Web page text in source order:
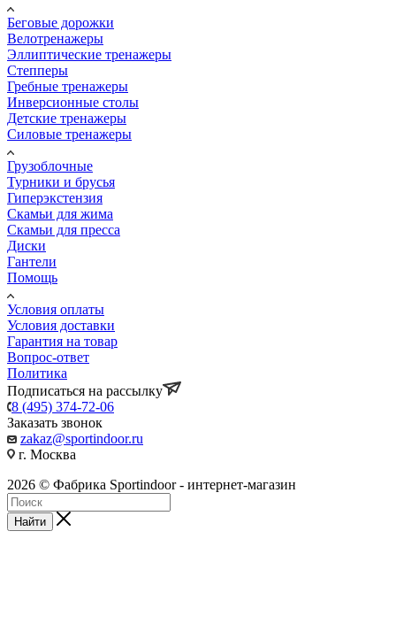
Беговые дорожки
Велотренажеры
Эллиптические тренажеры
Степперы
Гребные тренажеры
Инверсионные столы
Детские тренажеры
Силовые тренажеры
Грузоблочные
Турники и брусья
Гиперэкстензия
Скамьи для жима
Скамьи для пресса
Диски
Гантели
Помощь
Условия оплаты
Условия доставки
Гарантия на товар
Вопрос-ответ
Политика
Подписаться на рассылку
8 (495) 374-72-06
Заказать звонок
zakaz@sportindoor.ru
г. Москва
2026 © Фабрика Sportindoor - интернет-магазин
Найти